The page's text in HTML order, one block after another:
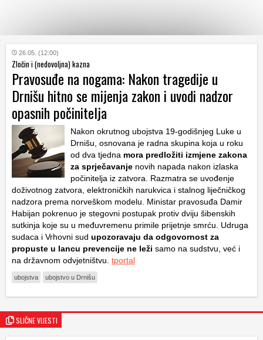
KATEGORIJE
HRVATSKI
WEB
26.05. (12:00)
Zločin i (nedovoljna) kazna
Pravosuđe na nogama: Nakon tragedije u
Drnišu hitno se mijenja zakon i uvodi nadzor
opasnih počinitelja
Nakon okrutnog ubojstva 19-godišnjeg Luke u
Drnišu, osnovana je radna skupina koja u roku
od dva tjedna mora predložiti izmjene zakona
za sprječavanje novih napada nakon izlaska
počinitelja iz zatvora. Razmatra se uvođenje
doživotnog zatvora, elektroničkih narukvica i stalnog liječničkog
nadzora prema norveškom modelu. Ministar pravosuđa Damir
Habijan pokrenuo je stegovni postupak protiv dviju šibenskih
sutkinja koje su u međuvremenu primile prijetnje smrću. Udruga
sudaca i Vrhovni sud upozoravaju da odgovornost za
propuste u lancu prevencije ne leži samo na sudstvu, već i
na državnom odvjetništvu. tportal
ubojstva ubojstvo u Drnišu
SLIČNE VIJESTI